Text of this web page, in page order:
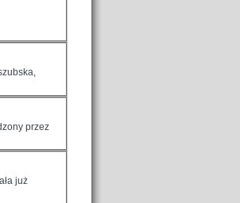
przez
już